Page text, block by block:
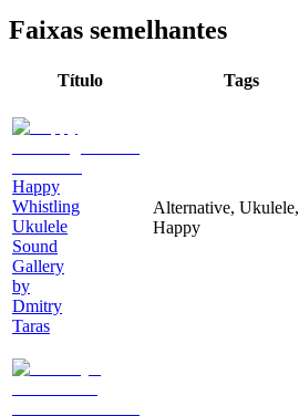
Faixas semelhantes
Título Tags
Happy
Whistling
Ukulele
Sound
Gallery
by
Dmitry
Taras
Alternative, Ukulele,
Happy